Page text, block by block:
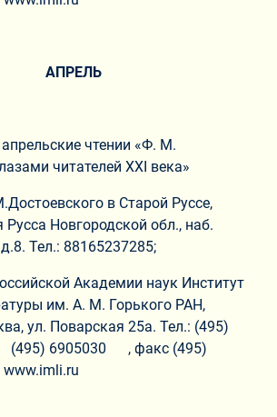
АПРЕЛЬ
чтении «Ф. М.
читателей XXI века»
в Старой Руссе,
Русса Новгородской обл., наб.
Тел.: 88165237285;
Академии наук Институт
им. А. М. Горького РАН,
ул. Поварская 25а. Тел.: (495)
6905030 , факс (495)